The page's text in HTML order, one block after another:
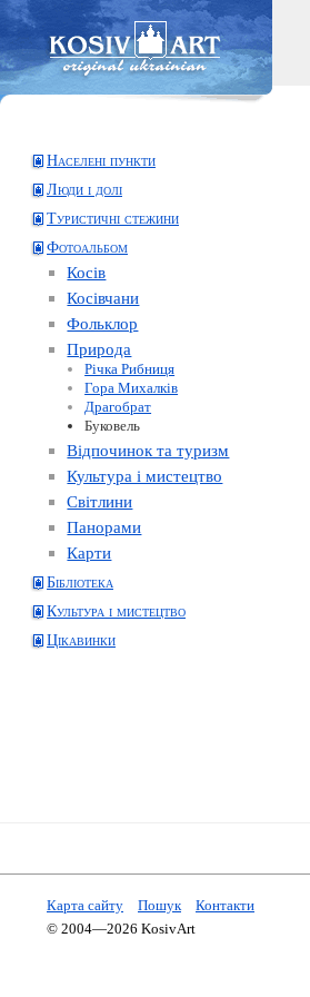
Населені пункти
Люди і долі
Туристичні стежини
Фотоальбом
Косів
Косівчани
Фольклор
Природа
Річка Рибниця
Гора Михалків
Драгобрат
Буковель
Відпочинок та туризм
Культура і мистецтво
Світлини
Панорами
Карти
Бібліотека
Культура і мистецтво
Цікавинки
Карта сайту Пошук
Контакти
© 2004—2026 KosivArt